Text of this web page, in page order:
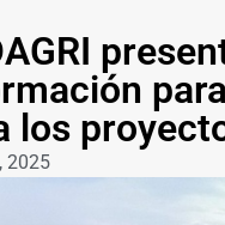
los
2025